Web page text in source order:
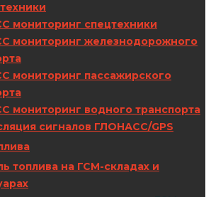
мониторинг спецтехники
мониторинг железнодорожного
мониторинг пассажирского
мониторинг водного транспорта
сигналов ГЛОНАСС/GPS
топлива на ГСМ-складах и